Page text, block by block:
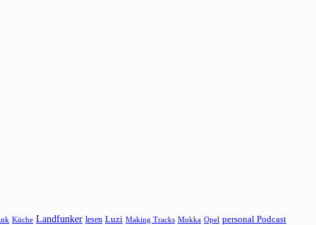
Küche Landfunker lesen Luzi Making Tracks Mokka Opel personal Podcast